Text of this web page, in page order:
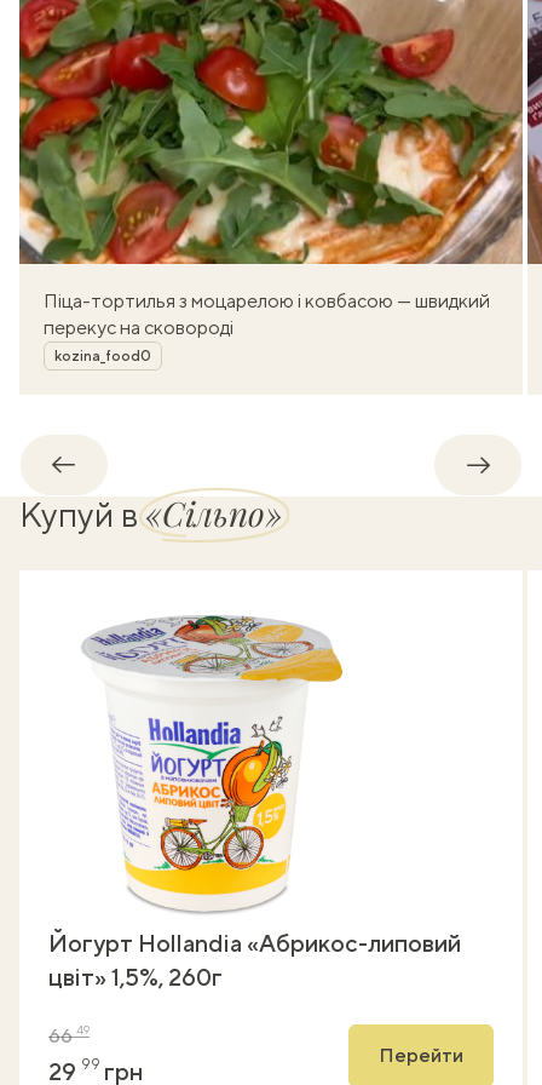
Піца-тортилья з моцарелою і ковбасою — швидкий
перекус на сковороді
Автор
kozina_food0
Назад
Купуй в«Сільпо»
Йогурт Hollandia «Абрикос-липовий
цвіт» 1,5%, 260г
6649
29 99 грн
Перейти